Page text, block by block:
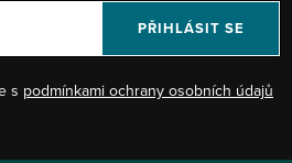
s podmínkami ochrany osobních údajů
PŘIHLÁSIT SE